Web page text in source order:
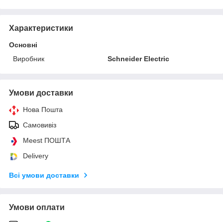
Характеристики
Основні
Виробник
Schneider Electric
Умови доставки
Нова Пошта
Самовивіз
Meest ПОШТА
Delivery
Всі умови доставки
Умови оплати